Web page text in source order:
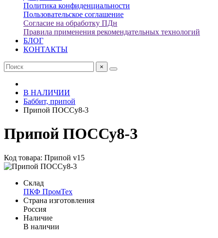
Политика конфиденциальности
Пользовательское соглашение
Согласие на обработку ПДн
Правила применения рекомендательных технологий
БЛОГ
КОНТАКТЫ
×
В НАЛИЧИИ
Баббит, припой
Припой ПОССу8-3
Припой ПОССу8-3
Код товара: Припой v15
Склад
ПКФ ПромТех
Страна изготовления
Россия
Наличие
В наличии